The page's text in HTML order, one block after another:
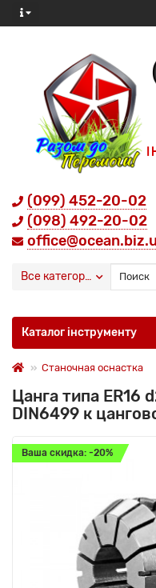
(099) 452-20-02
(098) 492-20-02
Все категории
Каталог інструменту
Станочная оснастка
Цанга типа ER16
DIN6499 к
Ваша скидка: -20%